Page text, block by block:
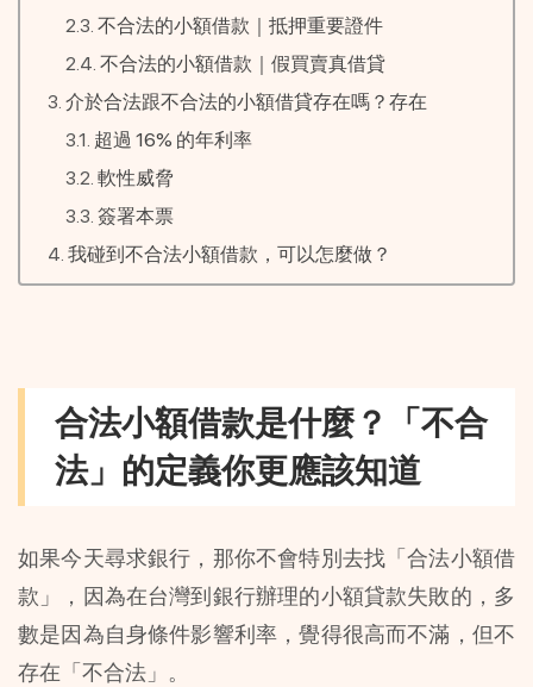
不合法的小額借款｜抵押重要證件
不合法的小額借款｜假買賣真借貸
介於合法跟不合法的小額借貸存在嗎？存在
超過 16% 的年利率
軟性威脅
簽署本票
我碰到不合法小額借款，可以怎麼做？
合法小額借款是什麼？「不合
法」的定義你更應該知道
如果今天尋求銀行，那你不會特別去找「合法小額借
款」，因為在台灣到銀行辦理的小額貸款失敗的，多
數是因為自身條件影響利率，覺得很高而不滿，但不
存在「不合法」。